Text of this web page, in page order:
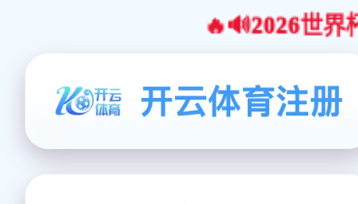
🔥🔊2026世界杯官网